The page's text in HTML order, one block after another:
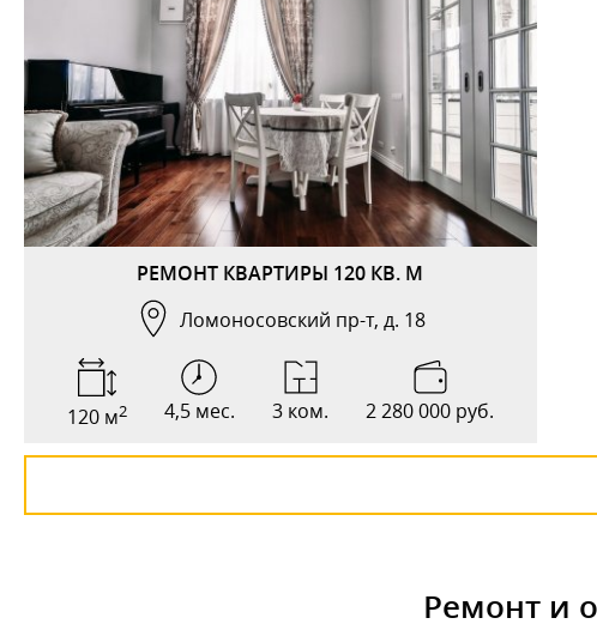
РЕМОНТ КВАРТИРЫ 120 КВ. М
Ломоносовский пр-т, д. 18
120 м2 4,5 мес. 3 ком. 2 280 000 руб.
Ремонт и